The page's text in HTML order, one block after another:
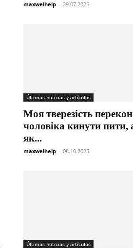
maxwelhelp - 29.07.2025
Últimas noticias y artículos
Моя тверезість
чоловіка кинути пити,
як...
maxwelhelp - 08.10.2025
Últimas noticias y artículos